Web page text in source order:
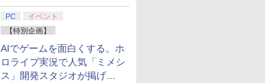
てみた
PC
イベント
【特別企画】
AIでゲームを面白くする。ホ
ロライブ実況で人気「ミメシ
ス」開発スタジオが掲げ